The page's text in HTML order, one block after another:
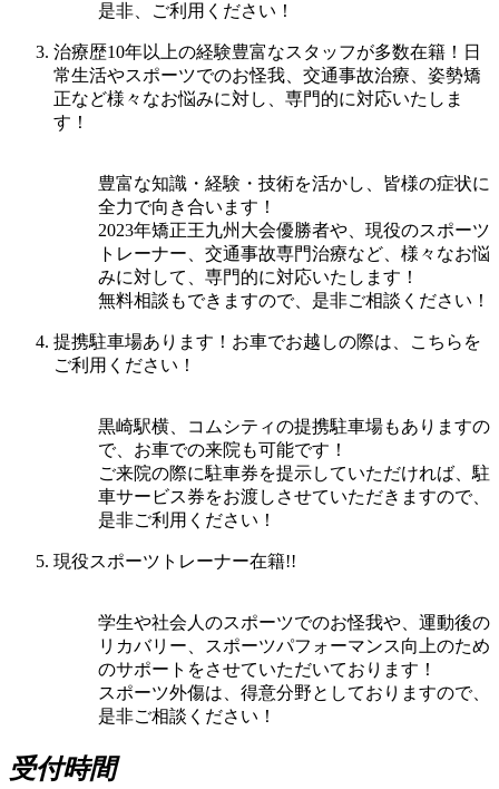
是非、ご利用ください！
治療歴10年以上の経験豊富なスタッフが多数在籍！日
常生活やスポーツでのお怪我、交通事故治療、姿勢矯
正など様々なお悩みに対し、専門的に対応いたしま
す！
豊富な知識・経験・技術を活かし、皆様の症状に
全力で向き合います！
2023年矯正王九州大会優勝者や、現役のスポーツ
トレーナー、交通事故専門治療など、様々なお悩
みに対して、専門的に対応いたします！
無料相談もできますので、是非ご相談ください！
提携駐車場あります！お車でお越しの際は、こちらを
ご利用ください！
黒崎駅横、コムシティの提携駐車場もありますの
で、お車での来院も可能です！
ご来院の際に駐車券を提示していただければ、駐
車サービス券をお渡しさせていただきますので、
是非ご利用ください！
現役スポーツトレーナー在籍!!
学生や社会人のスポーツでのお怪我や、運動後の
リカバリー、スポーツパフォーマンス向上のため
のサポートをさせていただいております！
スポーツ外傷は、得意分野としておりますので、
是非ご相談ください！
受付時間